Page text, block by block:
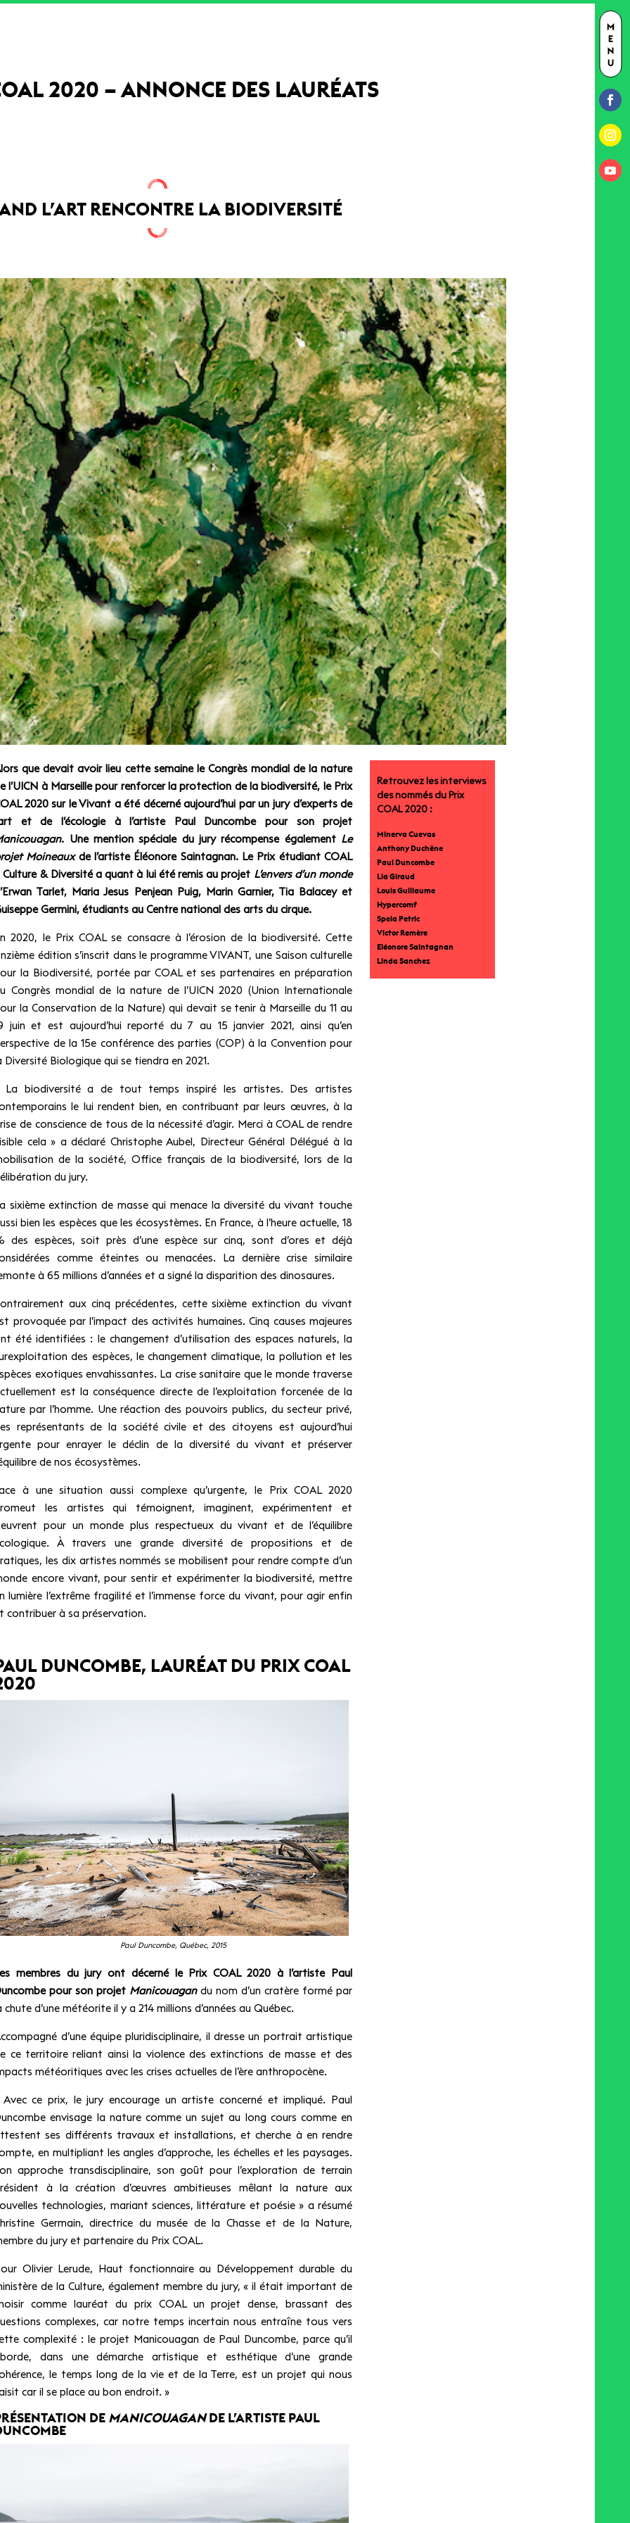
2020 – ANNONCE DES LAURÉATS
L’ART RENCONTRE LA BIODIVERSITÉ
que devait avoir lieu cette semaine le Congrès mondial de la nature
l’UICN à Marseille pour renforcer la protection de la biodiversité, le Prix
2020 sur le Vivant a été décerné aujourd’hui par un jury d’experts de
et de l’écologie à l’artiste Paul Duncombe pour son projet
. Une mention spéciale du jury récompense également Le
Moineauxde l’artiste Éléonore Saintagnan. Le Prix étudiant COAL
Culture & Diversité a quant à lui été remis au projet L’envers d’un monde
Tarlet, Maria Jesus Penjean Puig, Marin Garnier, Tia Balacey et
Germini, étudiants au Centre national des arts du cirque.
2020, le Prix COAL se consacre à l’érosion de la biodiversité. Cette
édition s’inscrit dans le programme VIVANT, une Saison culturelle
la Biodiversité, portée par COAL et ses partenaires en préparation
Congrès mondial de la nature de l’UICN 2020 (Union Internationale
la Conservation de la Nature) qui devait se tenir à Marseille du 11 au
juin et est aujourd’hui reporté du 7 au 15 janvier 2021, ainsi qu’en
de la 15e conférence des parties (COP) à la Convention pour
Diversité Biologique qui se tiendra en 2021.
La biodiversité a de tout temps inspiré les artistes. Des artistes
le lui rendent bien, en contribuant par leurs œuvres, à la
de conscience de tous de la nécessité d’agir. Merci à COAL de rendre
cela » a déclaré Christophe Aubel, Directeur Général Délégué à la
de la société, Office français de la biodiversité, lors de la
du jury.
sixième extinction de masse qui menace la diversité du vivant touche
bien les espèces que les écosystèmes. En France, à l’heure actuelle, 18
des espèces, soit près d’une espèce sur cinq, sont d’ores et déjà
comme éteintes ou menacées. La dernière crise similaire
à 65 millions d’années et a signé la disparition des dinosaures.
aux cinq précédentes, cette sixième extinction du vivant
provoquée par l’impact des activités humaines. Cinq causes majeures
été identifiées : le changement d’utilisation des espaces naturels, la
des espèces, le changement climatique, la pollution et les
exotiques envahissantes. La crise sanitaire que le monde traverse
est la conséquence directe de l’exploitation forcenée de la
par l’homme. Une réaction des pouvoirs publics, du secteur privé,
représentants de la société civile et des citoyens est aujourd’hui
pour enrayer le déclin de la diversité du vivant et préserver
de nos écosystèmes.
à une situation aussi complexe qu’urgente, le Prix COAL 2020
les artistes qui témoignent, imaginent, expérimentent et
pour un monde plus respectueux du vivant et de l’équilibre
À travers une grande diversité de propositions et de
les dix artistes nommés se mobilisent pour rendre compte d’un
encore vivant, pour sentir et expérimenter la biodiversité, mettre
lumière l’extrême fragilité et l’immense force du vivant, pour agir enfin
contribuer à sa préservation.
DUNCOMBE, LAURÉAT DU PRIX COAL
Paul Duncombe, Québec, 2015
membres du jury ont décerné le Prix COAL 2020 à l’artiste Paul
pour son projet Manicouagandu nom d’un cratère formé par
chute d’une météorite il y a 214 millions d’années au Québec.
d’une équipe pluridisciplinaire, il dresse un portrait artistique
ce territoire reliant ainsi la violence des extinctions de masse et des
météoritiques avec les crises actuelles de l’ère anthropocène.
Avec ce prix, le jury encourage un artiste concerné et impliqué. Paul
envisage la nature comme un sujet au long cours comme en
ses différents travaux et installations, et cherche à en rendre
en multipliant les angles d’approche, les échelles et les paysages.
approche transdisciplinaire, son goût pour l’exploration de terrain
à la création d’œuvres ambitieuses mêlant la nature aux
technologies, mariant sciences, littérature et poésie » a résumé
Germain, directrice du musée de la Chasse et de la Nature,
du jury et partenaire du Prix COAL.
Olivier Lerude, Haut fonctionnaire au Développement durable du
de la Culture, également membre du jury, « il était important de
comme lauréat du prix COAL un projet dense, brassant des
complexes, car notre temps incertain nous entraîne tous vers
complexité : le projet Manicouagan de Paul Duncombe, parce qu’il
dans une démarche artistique et esthétique d’une grande
le temps long de la vie et de la Terre, est un projet qui nous
car il se place au bon endroit. »
DE MANICOUAGANDE L’ARTISTE PAUL
Retrouvez les interviews
desnommés du Prix
COAL 2020 :
Minerva Cuevas
Anthony Duchêne
Paul Duncombe
Lia Giraud
Louis Guillaume
Hypercomf
Spela Petric
Victor Remère
Eléonore Saintagnan
Linda Sanchez